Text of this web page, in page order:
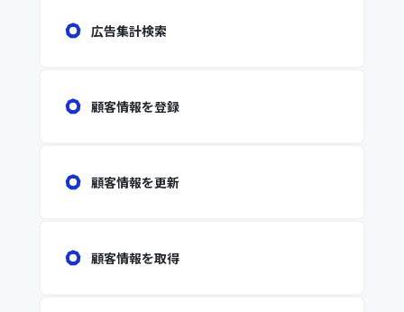
広告集計検索
顧客情報を登録
顧客情報を更新
顧客情報を取得